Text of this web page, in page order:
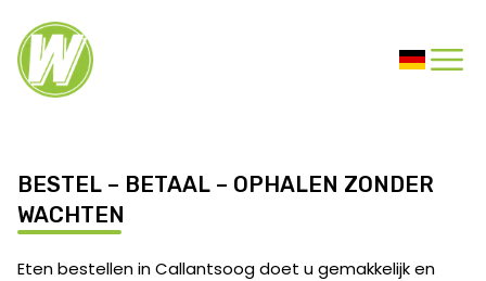
BESTEL – BETAAL – OPHALEN ZONDER
WACHTEN
Eten bestellen in Callantsoog doet u gemakkelijk en